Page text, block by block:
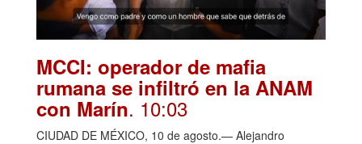
MCCI: operador de mafia
rumana se infiltró en la ANAM
con Marín. 10:03
CIUDAD DE MÉXICO, 10 de agosto.— Alejandro